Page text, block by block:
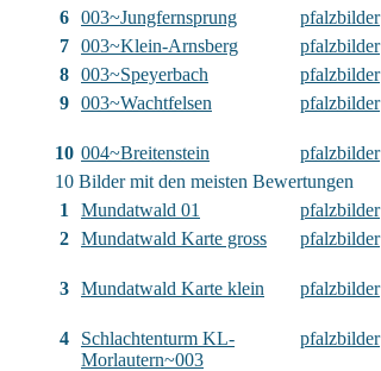
6 003~Jungfernsprung pfalzbilder
7 003~Klein-Arnsberg pfalzbilder
8 003~Speyerbach pfalzbilder
9 003~Wachtfelsen pfalzbilder
10 004~Breitenstein pfalzbilder
10 Bilder mit den meisten Bewertungen
1
Mundatwald 01 pfalzbilder
2 Mundatwald Karte gross pfalzbilder
3 Mundatwald Karte klein pfalzbilder
4
Schlachtenturm KL-
Morlautern~003
pfalzbilder